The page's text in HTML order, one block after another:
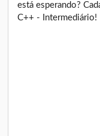
está esperando?
C++ - Intermediário!